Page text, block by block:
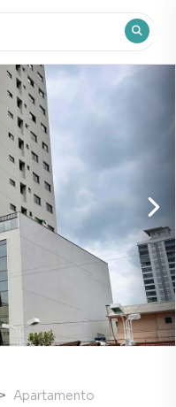
Apartamento